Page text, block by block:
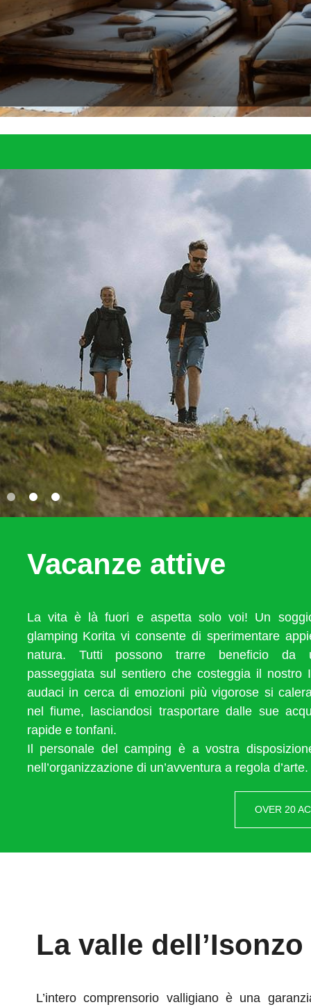
Vacanze attive
La vita è là fuori e aspetta solo voi! Un
glamping Korita vi consente di sperimentare
natura. Tutti possono trarre beneficio da
passeggiata sul sentiero che costeggia il nostro
audaci in cerca di emozioni più vigorose si
nel fiume, lasciandosi trasportare dalle sue
rapide e tonfani.
Il personale del camping è a vostra
nell’organizzazione di un’avventura a regola d’arte.
OVER 20
La valle dell’Isonzo
L’intero comprensorio valligiano è una